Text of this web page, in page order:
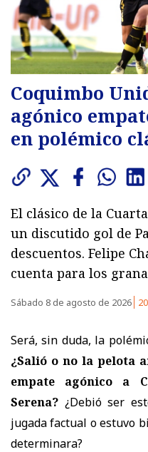
Coquimbo
agónico
en polémico
El clásico de la
un discutido gol de
descuentos. Felipe
cuenta para los
Sábado 8 de agosto de 2026
Será, sin duda, la
¿Salió o no la pelota
empate agónico a
Serena? ¿Debió ser
jugada factual o estuvo
determinara?